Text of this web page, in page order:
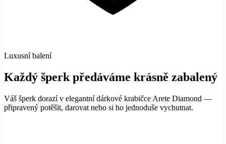
Luxusní balení
Každý šperk předáváme krásně zabalený
Váš šperk dorazí v elegantní dárkové krabičce Arete Diamond —
připravený potěšit, darovat nebo si ho jednoduše vychutnat.